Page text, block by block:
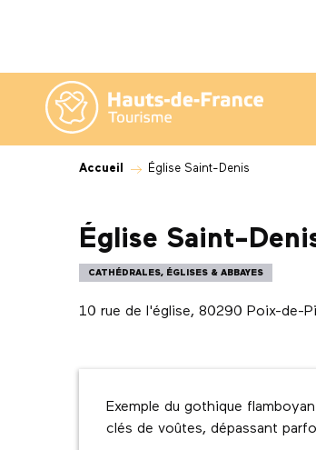
contenu
principal
Accueil Église Saint-Denis
Église Saint-
CATHÉDRALES, ÉGLISES & ABBAYES
10 rue de l'église, 80290 Poix-de-
Description
Exemple du gothique
clés de voûtes, dépassant